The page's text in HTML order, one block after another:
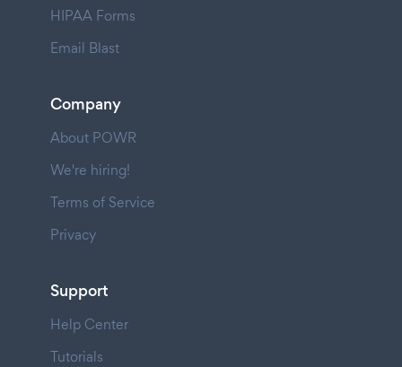
HIPAA Forms
Email Blast
Company
About POWR
We're hiring!
Terms of Service
Privacy
Support
Help Center
Tutorials